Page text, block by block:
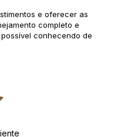
e oferecer as
completo e
conhecendo de